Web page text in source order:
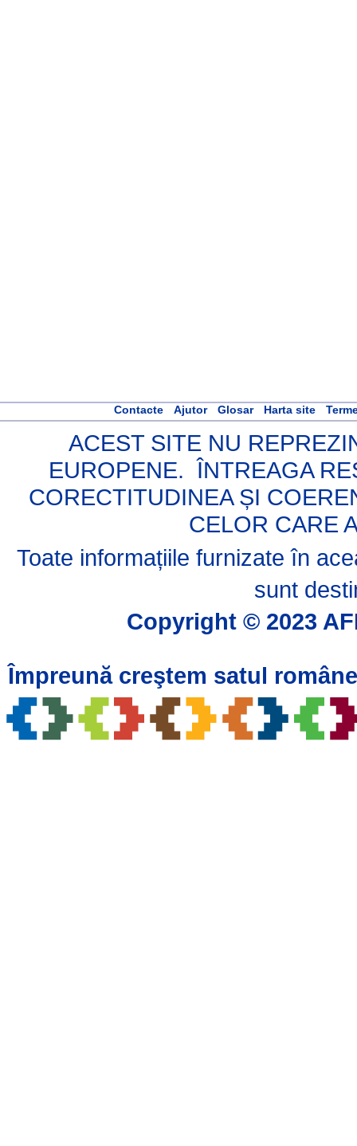
Contacte Ajutor Glosar Harta site
ACEST SITE NU
EUROPENE. ÎNTREAGA
CORECTITUDINEA ȘI
CELOR CARE
Toate informațiile furnizate în
sunt
Copyright © 2023
Împreună creştem satul